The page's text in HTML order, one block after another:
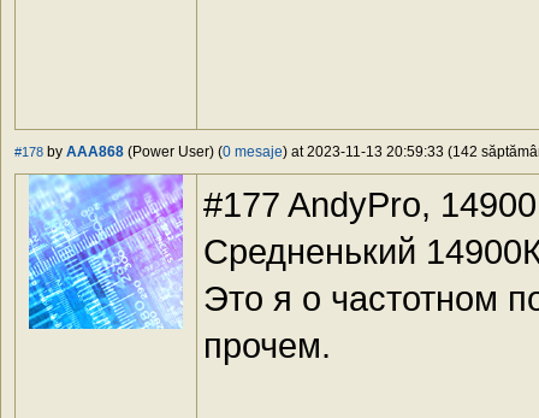
#178 by AAA868 (Power User) (0 mesaje) at 2023-11-13 20:59:33 (142
#177 AndyPro,
Средненький
Это я о частотном
прочем.